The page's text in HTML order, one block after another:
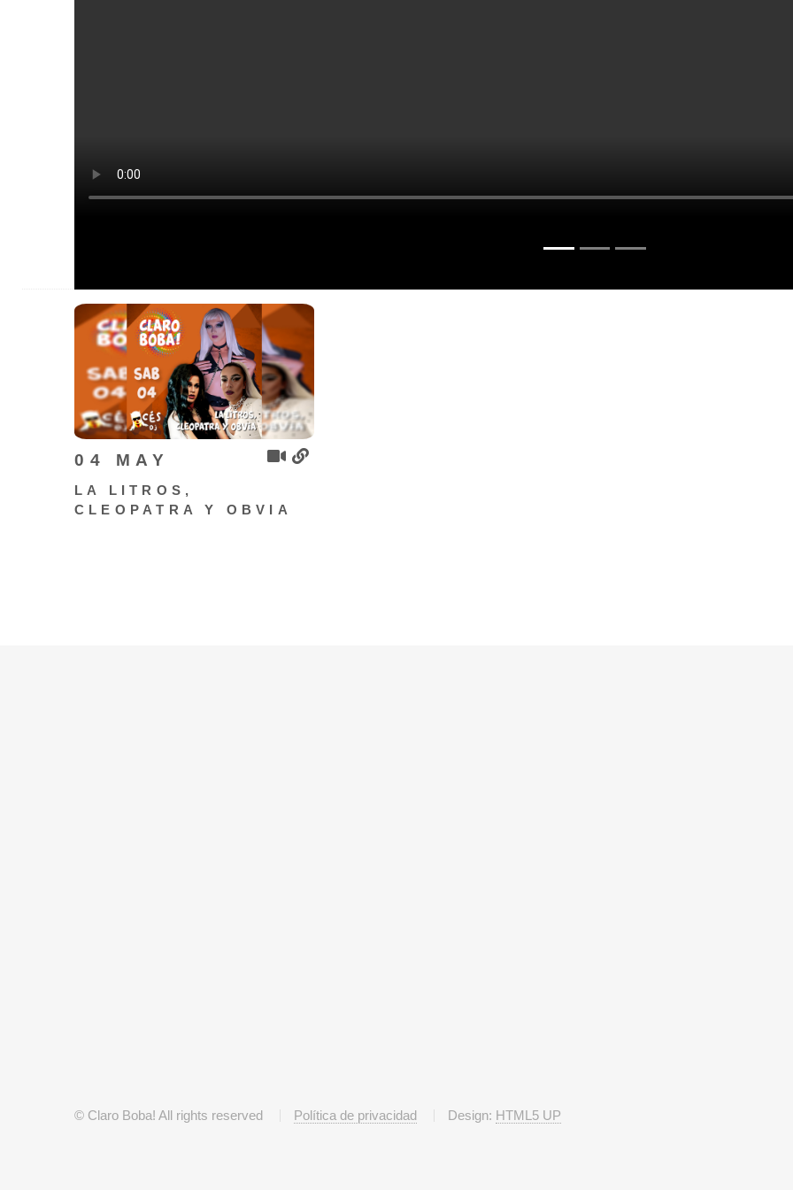
04 MAY
LA LITROS,
CLEOPATRA Y OBVIA
© Claro Boba! All rights reserved Política de privacidad Design: HTML5 UP